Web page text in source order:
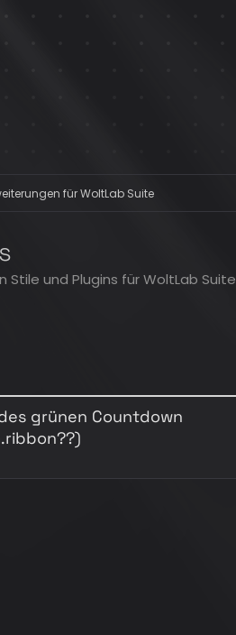
für WoltLab Suite
und Plugins für WoltLab Suite
grünen Countdown